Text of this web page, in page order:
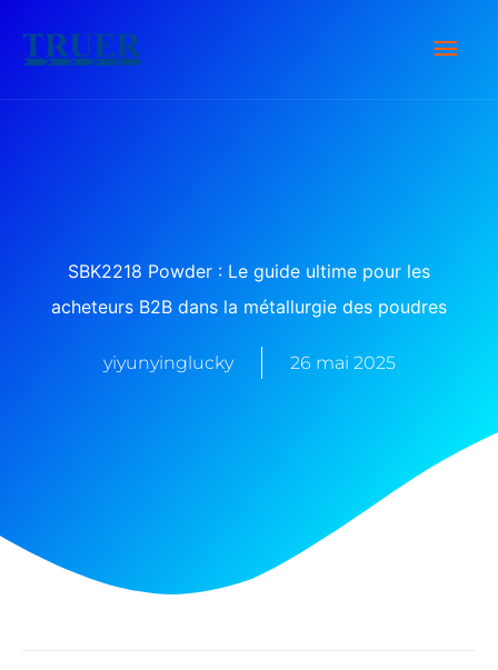
SBK2218 Powder : Le guide ultime pour les
acheteurs B2B dans la métallurgie des poudres
yiyunyinglucky 26 mai 2025